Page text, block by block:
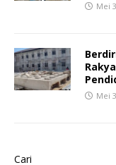
Mei
Mei
Cari